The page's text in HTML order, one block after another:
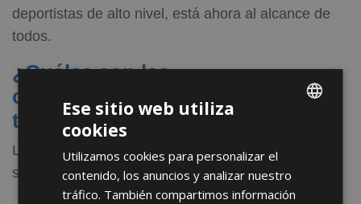
deportistas de alto nivel, está ahora al alcance de
todos.
¿Cuáles son las
contraindicaciones del
tratamiento Indiba?
La tecarterapia estácontraindicada para los
siguientes pacientes:
Personas con marcapasos o cualquier
FRENCH
Ese sitio web utiliza
cookies
Utilizamos cookies para personalizar el
contenido, los anuncios y analizar nuestro
tráfico. También compartimos información